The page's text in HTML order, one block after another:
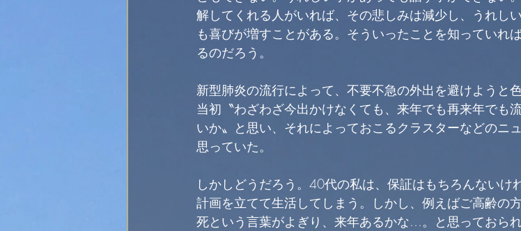
解してくれる人がいれば、その悲しみは減少し、うれし
も喜びが増すことがある。そういったことを知っていれ
るのだろう。
新型肺炎の流行によって、不要不急の外出を避けようと
当初〝わざわざ今出かけなくても、来年でも再来年でも
いか〟と思い、それによっておこるクラスターなどのニ
思っていた。
しかしどうだろう。40代の私は、保証はもちろんないけ
計画を立てて生活してしまう。しかし、例えばご高齢の
死という言葉がよぎり、来年あるかな…。と思っておら